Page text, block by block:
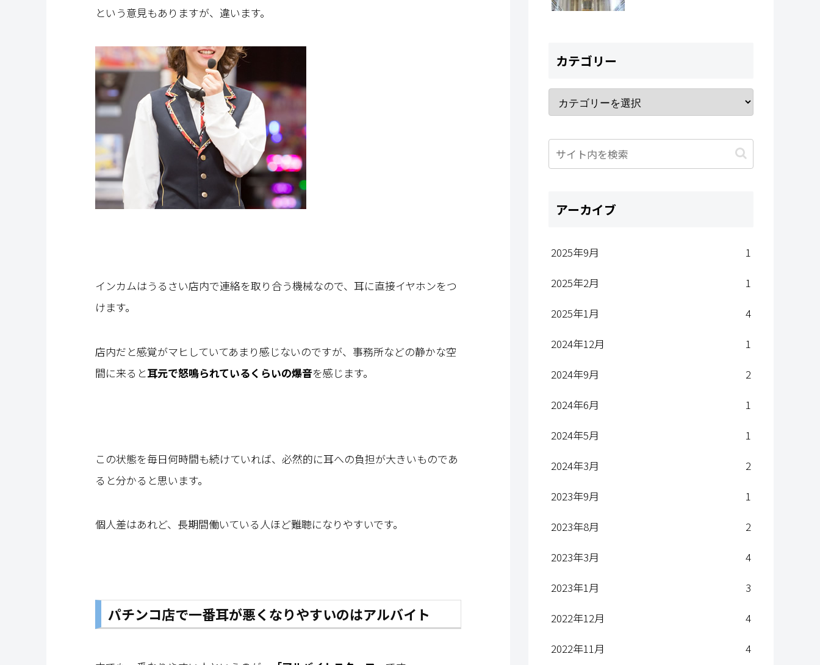
という意見もありますが、違います。
インカムはうるさい店内で連絡を取り合う機械なので、耳に直接イヤホンをつ
けます。
店内だと感覚がマヒしていてあまり感じないのですが、事務所などの静かな空
間に来ると耳元で怒鳴られているくらいの爆音を感じます。
この状態を毎日何時間も続けていれば、必然的に耳への負担が大きいものであ
ると分かると思います。
個人差はあれど、長期間働いている人ほど難聴になりやすいです。
パチンコ店で一番耳が悪くなりやすいのはアルバイト
カテゴリー
アーカイブ
2025年9月
1
2025年2月
1
2025年1月
4
2024年12月
1
2024年9月
2
2024年6月
1
2024年5月
1
2024年3月
2
2023年9月
1
2023年8月
2
2023年3月
4
2023年1月
3
2022年12月
4
2022年11月
4